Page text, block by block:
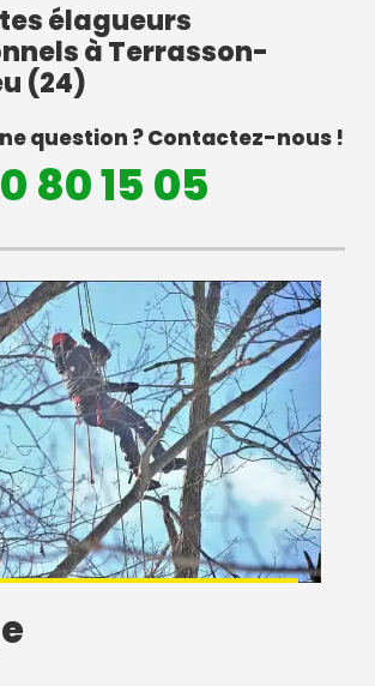
élagueurs
à Terrasson-
(24)
question ? Contactez-nous !
80 15 05